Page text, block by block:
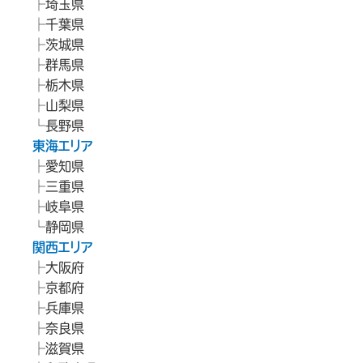
埼玉県
千葉県
茨城県
群馬県
栃木県
山梨県
長野県
東海エリア
愛知県
三重県
岐阜県
静岡県
関西エリア
大阪府
京都府
兵庫県
奈良県
滋賀県